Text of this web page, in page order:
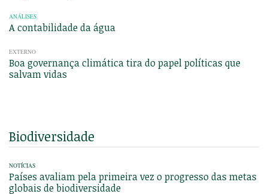
ANÁLISES
A contabilidade da água
EXTERNO
Boa governança climática tira do papel políticas que
salvam vidas
Biodiversidade
NOTÍCIAS
Países avaliam pela primeira vez o progresso das metas
globais de biodiversidade